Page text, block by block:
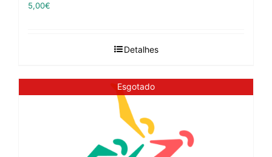
5,00€
Detalhes
Esgotado